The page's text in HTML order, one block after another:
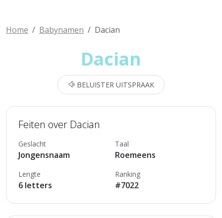
Home Babynamen Dacian
Dacian
BELUISTER UITSPRAAK
Feiten over Dacian
Geslacht
Jongensnaam
Taal
Roemeens
Lengte
6 letters
Ranking
#7022